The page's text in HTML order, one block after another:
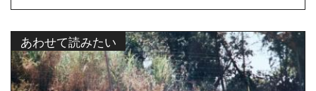
あわせて読みたい